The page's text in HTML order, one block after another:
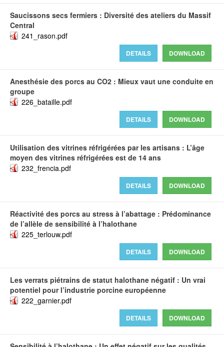
Saucissons secs fermiers : Diversité des ateliers du Massif
Central
241_rason.pdf
DOWNLOAD
DETAILS
Anesthésie des porcs au CO2 : Mieux vaut une conduite en
groupe
226_bataille.pdf
DOWNLOAD
DETAILS
Utilisation des vitrines réfrigérées par les artisans : L’âge
moyen des vitrines réfrigérées est de 14 ans
232_frencia.pdf
DOWNLOAD
DETAILS
Réactivité des porcs au stress à l’abattage : Prédominance
de l’allèle de sensibilité à l’halothane
225_terlouw.pdf
DOWNLOAD
DETAILS
Les verrats piétrains de statut halothane négatif : Un vrai
potentiel pour l’industrie porcine européenne
222_garnier.pdf
DOWNLOAD
DETAILS